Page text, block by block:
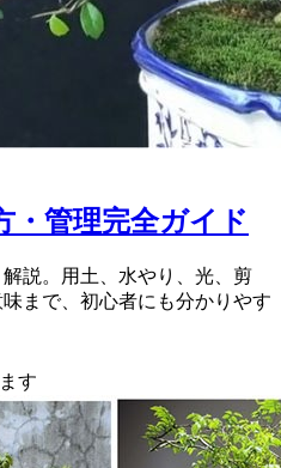
・管理完全ガイド
説。用土、水やり、光、剪
まで、初心者にも分かりやす
す